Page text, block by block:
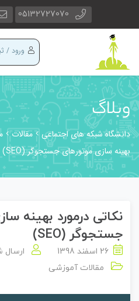
05132727070
ورود /
وبلاگ
دانشگاه شبکه های اجتماعی مقالات
بهینه سازی موتورهای جستجوگر (SEO)
نکاتی درمورد بهینه
جستجوگر (SEO)
26 اسفند 1398
مقالات آموزشی